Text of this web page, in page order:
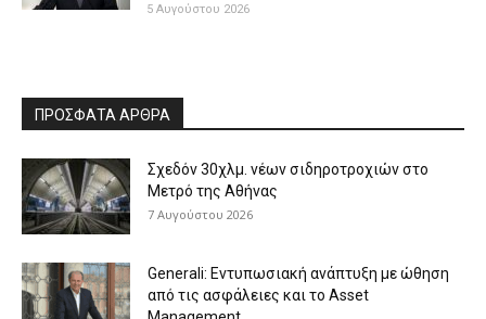
5 Αυγούστου 2026
ΠΡΟΣΦΑΤΑ ΑΡΘΡΑ
Σχεδόν 30χλμ. νέων σιδηροτροχιών στο
Μετρό της Αθήνας
7 Αυγούστου 2026
Generali: Eντυπωσιακή ανάπτυξη με ώθηση
από τις ασφάλειες και το Asset